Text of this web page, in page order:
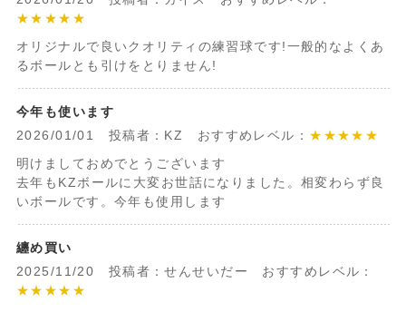
★★★★★
オリジナルで良いクオリティの練習球です!一般的なよくあ
るボールとも引けをとりません!
今年も使います
2026/01/01 投稿者：KZ おすすめレベル： ★★★★★
明けましておめでとうございます
去年もKZボールに大変お世話になりました。相変わらず良
いボールです。今年も使用します
纏め買い
2025/11/20 投稿者：せんせいだー おすすめレベル：
★★★★★